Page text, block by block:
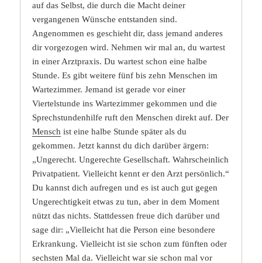
auf das Selbst, die durch die Macht deiner
vergangenen Wünsche entstanden sind.
Angenommen es geschieht dir, dass jemand anderes
dir vorgezogen wird. Nehmen wir mal an, du wartest
in einer Arztpraxis. Du wartest schon eine halbe
Stunde. Es gibt weitere fünf bis zehn Menschen im
Wartezimmer. Jemand ist gerade vor einer
Viertelstunde ins Wartezimmer gekommen und die
Sprechstundenhilfe ruft den Menschen direkt auf. Der
Mensch ist eine halbe Stunde später als du
gekommen. Jetzt kannst du dich darüber ärgern:
„Ungerecht. Ungerechte Gesellschaft. Wahrscheinlich
Privatpatient. Vielleicht kennt er den Arzt persönlich.“
Du kannst dich aufregen und es ist auch gut gegen
Ungerechtigkeit etwas zu tun, aber in dem Moment
nützt das nichts. Stattdessen freue dich darüber und
sage dir: „Vielleicht hat die Person eine besondere
Erkrankung. Vielleicht ist sie schon zum fünften oder
sechsten Mal da. Vielleicht war sie schon mal vor